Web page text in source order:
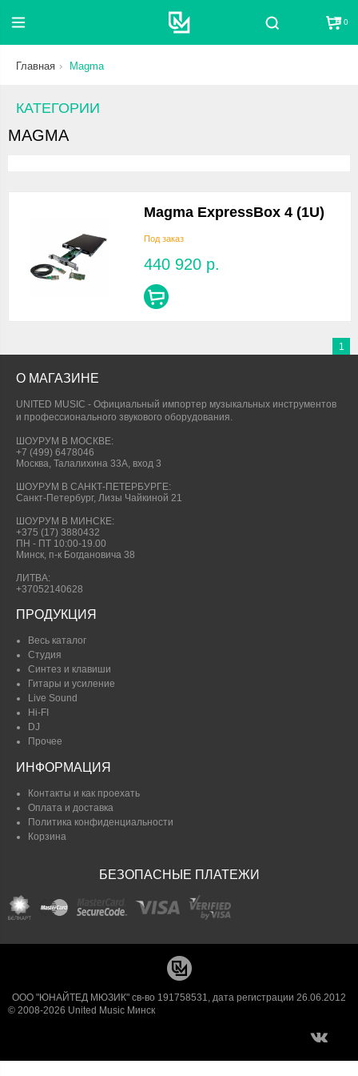
Поиск 0
Главная Magma
КАТЕГОРИИ
MAGMA
Magma ExpressBox 4 (1U)
Под заказ
440 920 р.
1
О МАГАЗИНЕ
UNITED MUSIC - Официальный импортер музыкальных инструментов
и профессионального звукового оборудования.
ШОУРУМ В МОСКВЕ:
+7 (499) 6478046
Москва, Талалихина 33А, вход 3
ШОУРУМ В САНКТ-ПЕТЕРБУРГЕ:
Санкт-Петербург, Лизы Чайкиной 21
ШОУРУМ В МИНСКЕ:
+375 (17) 3880432
ПН - ПТ 10:00-19.00
Минск, п-к Богдановича 38
ЛИТВА:
+37052140628
ПРОДУКЦИЯ
Весь каталог
Студия
Синтез и клавиши
Гитары и усиление
Live Sound
Hi-FI
DJ
Прочее
ИНФОРМАЦИЯ
Контакты и как проехать
Оплата и доставка
Политика конфиденциальности
Корзина
БЕЗОПАСНЫЕ ПЛАТЕЖИ
ООО "ЮНАЙТЕД МЮЗИК" св-во 191758531, дата регистрации 26.06.2012
© 2008-2026 United Music Минск